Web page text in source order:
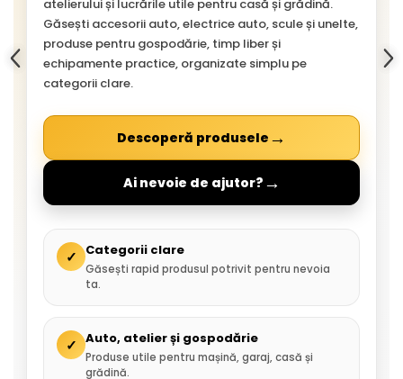
atelierului și lucrările utile pentru casă și grădină.
Găsești accesorii auto, electrice auto, scule și unelte,
produse pentru gospodărie, timp liber și
echipamente practice, organizate simplu pe
categorii clare.
Descoperă produsele →
Ai nevoie de ajutor? →
✓ Categorii clare
Găsești rapid produsul potrivit pentru nevoia
ta.
✓ Auto, atelier și gospodărie
Produse utile pentru mașină, garaj, casă și
grădină.